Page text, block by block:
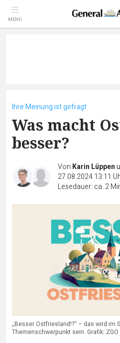
MENÜ
Ihre Meinung ist gefragt
Was macht
besser?
Von Karin Lüppen
27.08.2024 13:11
Lesedauer: ca. 2
„Besser Ostfriesland!?“ – das wird im
Themenschwerpunkt sein. Grafik: ZGO